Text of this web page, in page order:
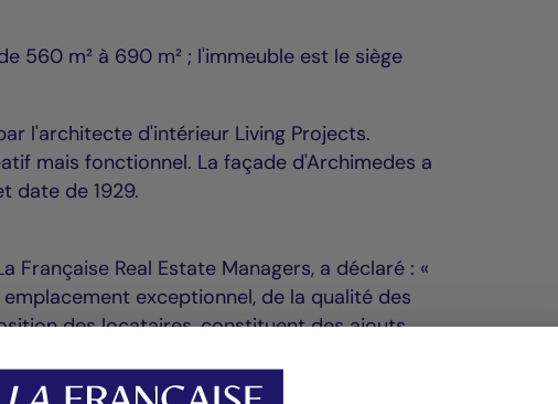
560 m² à 690 m² ; l'immeuble est le siège
l'architecte d'intérieur Living Projects.
mais fonctionnel. La façade d'Archimedes a
date de 1929.
Française Real Estate Managers, a déclaré : «
exceptionnel, de la qualité des
des locataires, constituent des ajouts
et offrent un potentiel de génération de